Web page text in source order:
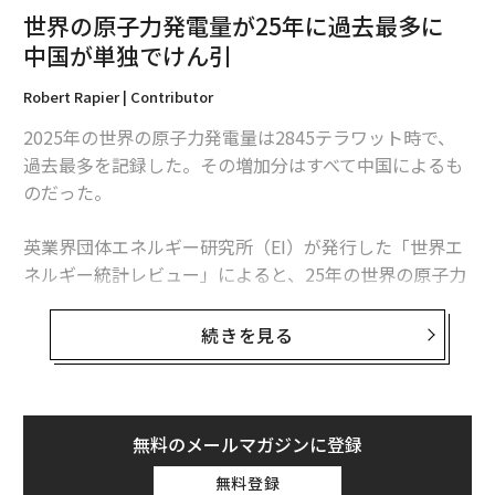
翻訳・編集＝江戸伸禎
2026年9月号発売中
メンバーシップに登録する
ロシアによるウクライナへの長距離ドローン攻撃が激増 中国製も使い始
世界の原子力発電量が25年に過去最多に
中国が単独でけん引
Robert Rapier | Contributor
2025年の世界の原子力発電量は2845テラワット時で、
過去最多を記録した。その増加分はすべて中国によるも
のだった。
英業界団体エネルギー研究所（EI）が発行した「世界エ
ネルギー統計レビュー」によると、25年の世界の原子力
の増加分は34テラワット時を超えたため、同国を除け
ば、世界の原子力発電量は減少したことになる。
この数字は「世界的な原子力ルネッサンス」という大ま
かな主張より、業界の実情をより的確に捉えている。原
子力発電量は増加しているものの、拡大は特定の国に集
続きを見る
無料のメールマガジンに登録
無料登録